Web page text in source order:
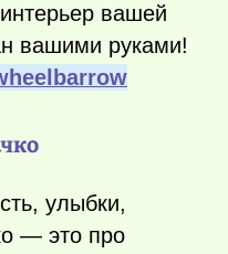
вашей
вашими руками!
улыбки,
— это про